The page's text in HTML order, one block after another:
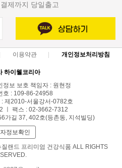
제까지 당일출고
이용약관 개인정보처리방침
하이웰코리아
정보 보호 책임자 : 원현정
호 : 109-86-24958
제2010-서울강서-0782호
ㅣ 팩스 : 02-3662-7312
가길 37, 402호(등촌동, 지석빌딩)
정보확인
랜드 프리미엄 건강식품 ALL RIGHTS